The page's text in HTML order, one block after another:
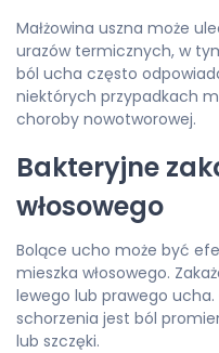
Małżowina uszna może
urazów termicznych, w
ból ucha często
niektórych przypadkach
choroby nowotworowej.
Bakteryjne
włosowego
Bolące ucho może być
mieszka włosowego.
lewego lub prawego
schorzenia jest ból
lub szczęki.